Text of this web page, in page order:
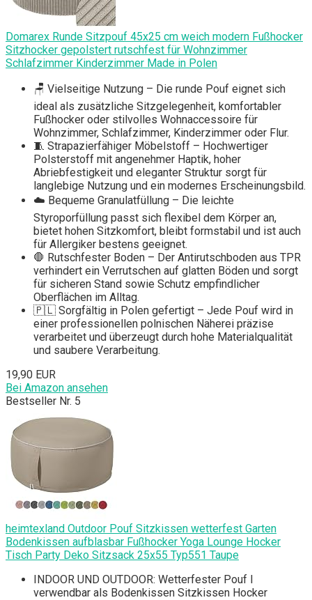
Domarex Runde Sitzpouf 45x25 cm weich modern Fußhocker
Sitzhocker gepolstert rutschfest für Wohnzimmer
Schlafzimmer Kinderzimmer Made in Polen
🪑 Vielseitige Nutzung – Die runde Pouf eignet sich
ideal als zusätzliche Sitzgelegenheit, komfortabler
Fußhocker oder stilvolles Wohnaccessoire für
Wohnzimmer, Schlafzimmer, Kinderzimmer oder Flur.
🧵 Strapazierfähiger Möbelstoff – Hochwertiger
Polsterstoff mit angenehmer Haptik, hoher
Abriebfestigkeit und eleganter Struktur sorgt für
langlebige Nutzung und ein modernes Erscheinungsbild.
☁️ Bequeme Granulatfüllung – Die leichte
Styroporfüllung passt sich flexibel dem Körper an,
bietet hohen Sitzkomfort, bleibt formstabil und ist auch
für Allergiker bestens geeignet.
🛑 Rutschfester Boden – Der Antirutschboden aus TPR
verhindert ein Verrutschen auf glatten Böden und sorgt
für sicheren Stand sowie Schutz empfindlicher
Oberflächen im Alltag.
🇵🇱 Sorgfältig in Polen gefertigt – Jede Pouf wird in
einer professionellen polnischen Näherei präzise
verarbeitet und überzeugt durch hohe Materialqualität
und saubere Verarbeitung.
19,90 EUR
Bei Amazon ansehen
Bestseller Nr. 5
heimtexland Outdoor Pouf Sitzkissen wetterfest Garten
Bodenkissen aufblasbar Fußhocker Yoga Lounge Hocker
Tisch Party Deko Sitzsack 25x55 Typ551 Taupe
INDOOR UND OUTDOOR: Wetterfester Pouf I
verwendbar als Bodenkissen Sitzkissen Hocker